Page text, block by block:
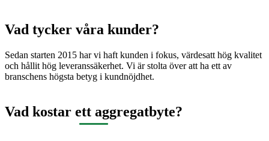
Vad tycker våra kunder?
Sedan starten 2015 har vi haft kunden i fokus, värdesatt hög kvalitet
och hållit hög leveranssäkerhet. Vi är stolta över att ha ett av
branschens högsta betyg i kundnöjdhet.
Vad kostar ett aggregatbyte?